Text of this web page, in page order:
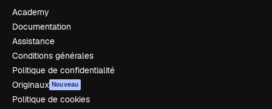
Academy
Documentation
Assistance
Conditions générales
Politique de confidentialité
Originaux Nouveau
Politique de cookies